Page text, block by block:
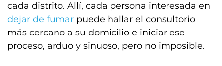
cada distrito. Allí, cada persona interesada en
dejar de fumar puede hallar el consultorio
más cercano a su domicilio e iniciar ese
proceso, arduo y sinuoso, pero no imposible.